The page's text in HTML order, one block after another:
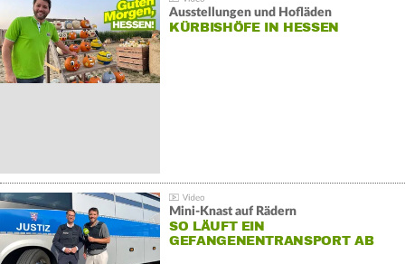
Ausstellungen und Hofläden
KÜRBISHÖFE IN HESSEN
Mini-Knast auf Rädern
SO LÄUFT EIN
GEFANGENENTRANSPORT AB